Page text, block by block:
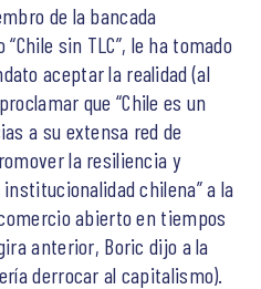
de la bancada
sin TLC”, le ha tomado
aceptar la realidad (al
que “Chile es un
a su extensa red de
la resiliencia y
chilena” a la
abierto en tiempos
anterior, Boric dijo a la
derrocar al capitalismo).